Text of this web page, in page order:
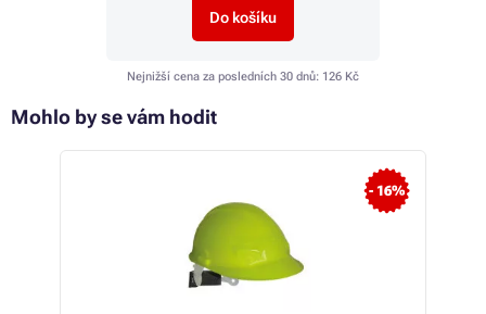
Do košíku
Nejnižší cena za posledních 30 dnů: 126 Kč
Mohlo by se vám hodit
- 16%